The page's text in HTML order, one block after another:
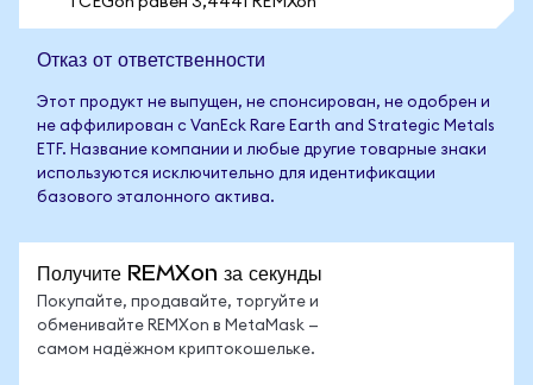
Отказ от ответственности
Этот продукт не выпущен, не спонсирован, не одобрен и
не аффилирован с VanEck Rare Earth and Strategic Metals
ETF. Название компании и любые другие товарные знаки
используются исключительно для идентификации
базового эталонного актива.
Получите REMXon за секунды
Покупайте, продавайте, торгуйте и
обменивайте REMXon в MetaMask —
самом надёжном криптокошельке.